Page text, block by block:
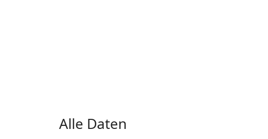
Alle Daten